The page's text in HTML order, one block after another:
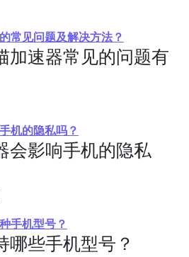
常见问题及解决方法？
加速器常见的问题有
机的隐私吗？
会影响手机的隐私
手机型号？
哪些手机型号？